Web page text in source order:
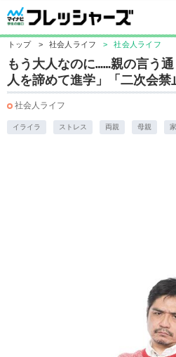
トップ > 社会人ライフ > 社会人ライフ
もう大人なのに……親の言う
人を諦めて進学」「二次会禁
社会人ライフ
イライラ ストレス 両親 母親